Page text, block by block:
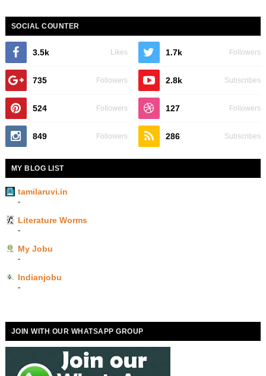
SOCIAL COUNTER
3.5k Likes 1.7k Followers
735 Followers 2.8k Subscribes
524 Followers 127 Followers
849 Followers 286 Subscribes
MY BLOG LIST
tamilaruvi.in
-
Literature Worms
-
My Jobu
-
Indianjobu
-
JOIN WITH OUR WHATSAPP GROUP